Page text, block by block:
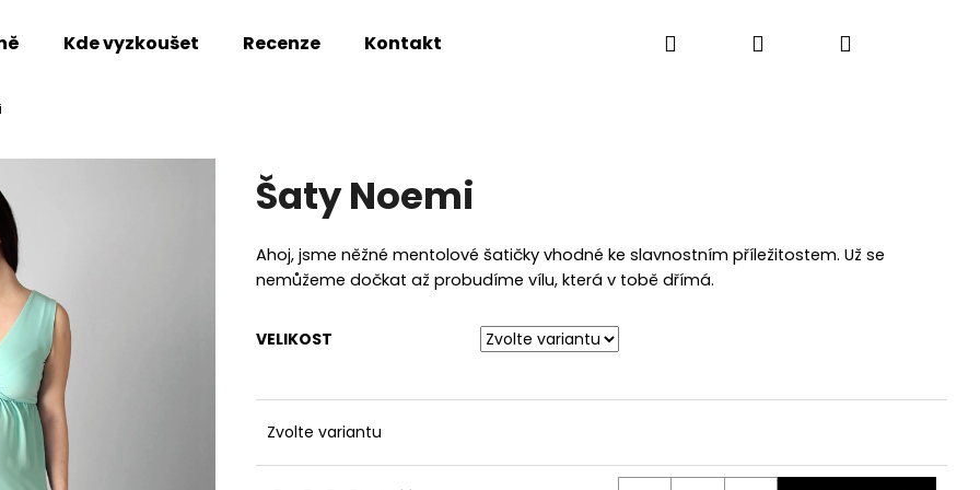
Kde vyzkoušet Recenze Kontakt Hledat PřihlášeníNákupní
Šaty Noemi
Ahoj, jsme něžné mentolové šatičky vhodné ke slavnostním příležitostem. Už se
nemůžeme dočkat až probudíme vílu, která v tobě dřímá.
VELIKOST
Zvolte variantu
HLEDAT